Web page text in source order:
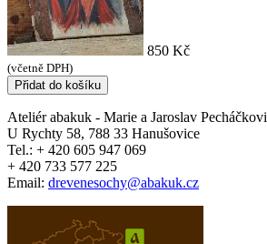
850 Kč
(včetně DPH)
Ateliérabakuk - Marie a Jaroslav Pecháčkovi
U Rychty 58, 788 33 Hanušovice
Tel.: + 420 605 947 069
+ 420 733 577 225
Email: drevenesochy@abakuk.cz